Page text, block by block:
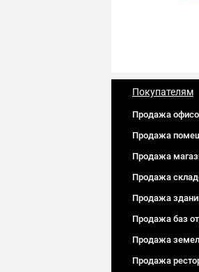
Покупателям
Продажа
Продажа
Продажа
Продажа
Продажа
Продажа баз
Продажа
Продажа